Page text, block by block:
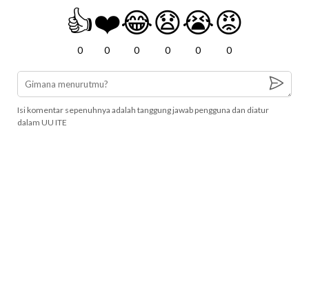
👍
0
❤️
0
😂
0
😧
0
😭
0
😡
0
Isi komentar sepenuhnya adalah tanggung jawab pengguna dan diatur
dalam UU ITE